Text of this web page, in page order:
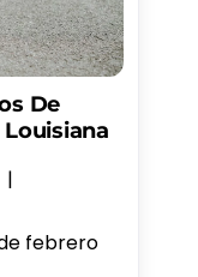
De
|
febrero